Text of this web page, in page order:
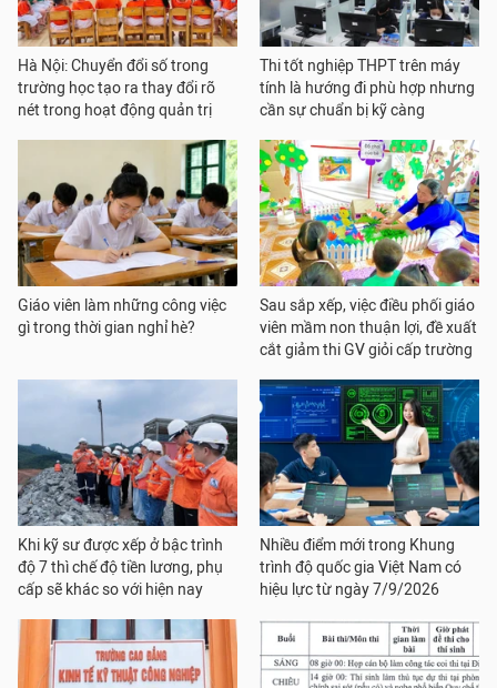
Hà Nội: Chuyển đổi số trong
trường học tạo ra thay đổi rõ
nét trong hoạt động quản trị
Thi tốt nghiệp THPT trên máy
tính là hướng đi phù hợp nhưng
cần sự chuẩn bị kỹ càng
Giáo viên làm những công việc
gì trong thời gian nghỉ hè?
Sau sắp xếp, việc điều phối giáo
viên mầm non thuận lợi, đề xuất
cắt giảm thi GV giỏi cấp trường
Khi kỹ sư được xếp ở bậc trình
độ 7 thì chế độ tiền lương, phụ
cấp sẽ khác so với hiện nay
Nhiều điểm mới trong Khung
trình độ quốc gia Việt Nam có
hiệu lực từ ngày 7/9/2026